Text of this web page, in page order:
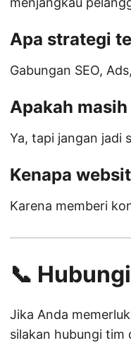
Apa strategi
Gabungan SEO,
Apakah
Ya, tapi jangan jadi
Kenapa
Karena memberi
📞
Jika Anda
silakan hubungi tim